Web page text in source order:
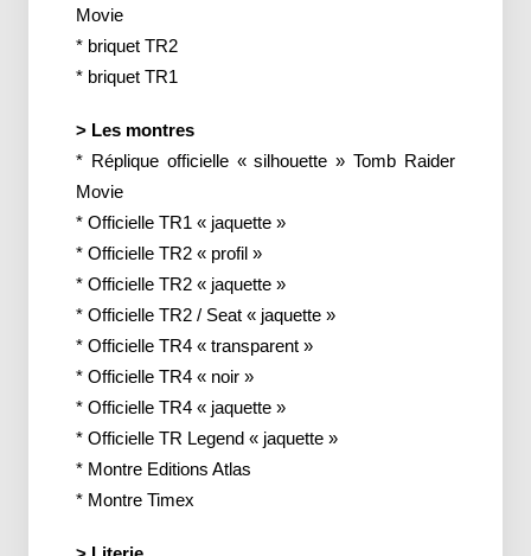
Movie
* briquet TR2
* briquet TR1
> Les montres
* Réplique officielle « silhouette » Tomb Raider
Movie
* Officielle TR1 « jaquette »
* Officielle TR2 « profil »
* Officielle TR2 « jaquette »
* Officielle TR2 / Seat « jaquette »
* Officielle TR4 « transparent »
* Officielle TR4 « noir »
* Officielle TR4 « jaquette »
* Officielle TR Legend « jaquette »
* Montre Editions Atlas
* Montre Timex